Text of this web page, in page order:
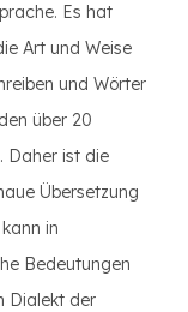
Es hat
Art und Weise
und Wörter
über 20
Daher ist die
Übersetzung
in
Bedeutungen
Dialekt der